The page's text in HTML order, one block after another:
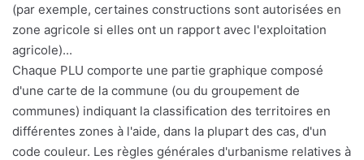
(par exemple, certaines constructions sont autorisées en
zone agricole si elles ont un rapport avec l'exploitation
agricole)...
Chaque PLU comporte une partie graphique composé
d'une carte de la commune (ou du groupement de
communes) indiquant la classification des territoires en
différentes zones à l'aide, dans la plupart des cas, d'un
code couleur. Les règles générales d'urbanisme relatives à